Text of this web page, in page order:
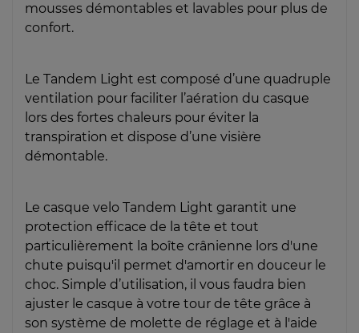
mousses démontables et lavables pour plus de
confort.
Le Tandem Light est composé d’une quadruple
ventilation pour faciliter l’aération du casque
lors des fortes chaleurs pour éviter la
transpiration et dispose d’une visière
démontable.
Le casque velo Tandem Light garantit une
protection efficace de la tête et tout
particulièrement la boîte crânienne lors d'une
chute puisqu'il permet d'amortir en douceur le
choc. Simple d’utilisation, il vous faudra bien
ajuster le casque à votre tour de tête grâce à
son système de molette de réglage et à l'aide